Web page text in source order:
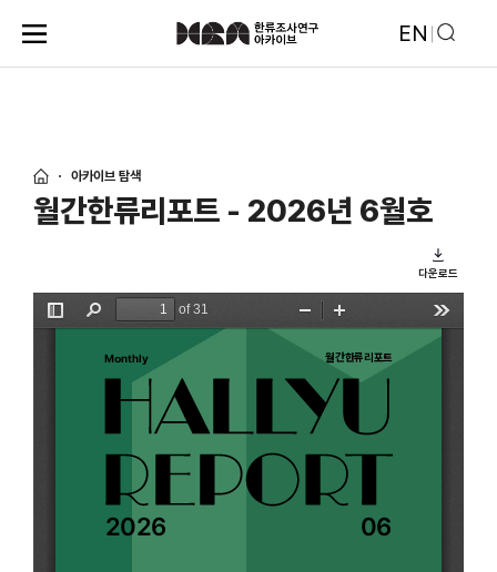
EN
아카이브 탐색
월간한류리포트 - 2026년 6월호
다운로드